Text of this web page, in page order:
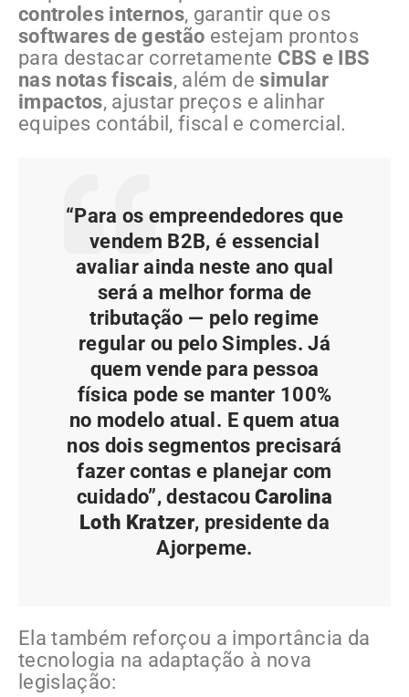
controles internos, garantir que os
softwares de gestão estejam prontos
para destacar corretamente CBS e IBS
nas notas fiscais, além desimular
impactos, ajustar preços e alinhar
equipes contábil, fiscal e comercial.
“Para os empreendedores que
vendem B2B, é essencial
avaliar ainda neste ano qual
será a melhor forma de
tributação — pelo regime
regular ou pelo Simples. Já
quem vende para pessoa
física pode se manter 100%
no modelo atual. E quem atua
nos dois segmentos precisará
fazer contas e planejar com
cuidado”, destacouCarolina
Loth Kratzer, presidente da
Ajorpeme.
Ela também reforçou a importância da
tecnologia na adaptação à nova
legislação: